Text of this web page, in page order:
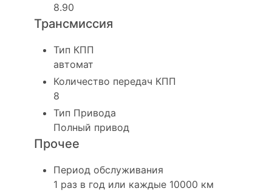
8.90
Трансмиссия
Тип КПП
автомат
Количество передач КПП
8
Тип Привода
Полный привод
Прочее
Период обслуживания
1 раз в год или каждые 10000 км